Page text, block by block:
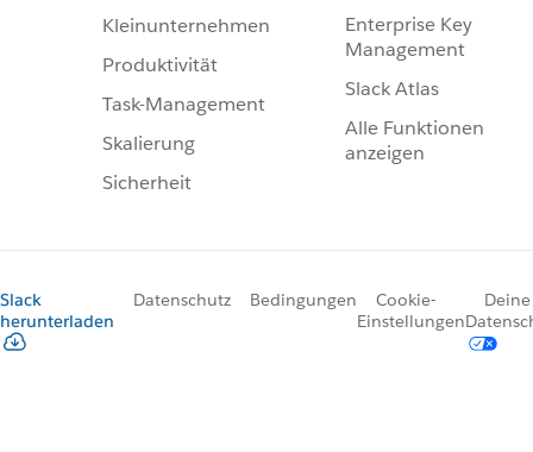
Kleinunternehmen
Produktivität
Task-Management
Skalierung
Sicherheit
Enterprise Key
Management
Slack Atlas
Alle Funktionen
anzeigen
Slack
herunterladen
Datenschutz Bedingungen
Cookie-
Einstellungen
Deine